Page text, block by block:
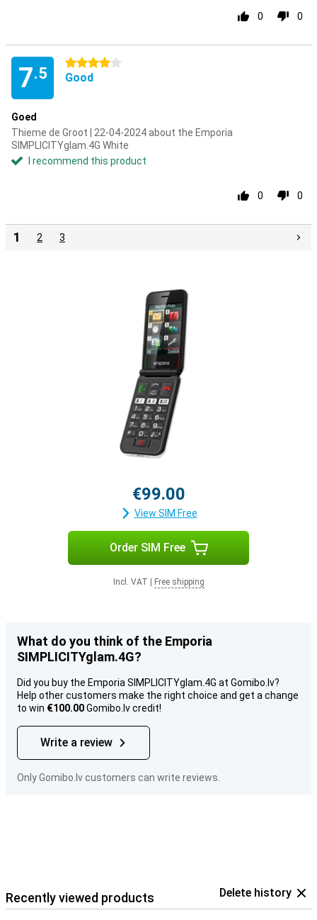
0 0
7.5
4 stars
Good
Goed
Thieme de Groot | 22-04-2024 about the Emporia
SIMPLICITYglam.4G White
I recommend this product
0 0
1 2 3
€99.00
View SIM Free
Order SIM Free
Incl. VAT Free shipping
What do you think of the Emporia
SIMPLICITYglam.4G?
Did you buy the Emporia SIMPLICITYglam.4G at Gomibo.lv?
Help other customers make the right choice and get a change
to win €100.00Gomibo.lv credit!
Write a review
Only Gomibo.lv customers can write reviews.
Recently viewed products Delete history